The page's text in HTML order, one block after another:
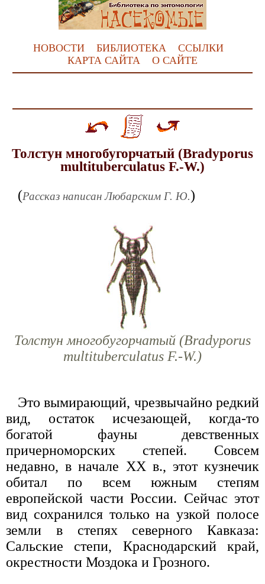
НОВОСТИ БИБЛИОТЕКА
ССЫЛКИ
КАРТА САЙТА
О САЙТЕ
Толстун многобугорчатый (Bradyporus
multituberculatus F.-W.)
(Рассказ написан Любарским Г. Ю.)
Толстун многобугорчатый (Bradyporus
multituberculatus F.-W.)
Это вымирающий, чрезвычайно редкий
вид, остаток исчезающей, когда-то
богатой фауны девственных
причерноморских степей. Совсем
недавно, в начале XX в., этот кузнечик
обитал по всем южным степям
европейской части России. Сейчас этот
вид сохранился только на узкой полосе
земли в степях северного Кавказа:
Сальские степи, Краснодарский край,
окрестности Моздока и Грозного.